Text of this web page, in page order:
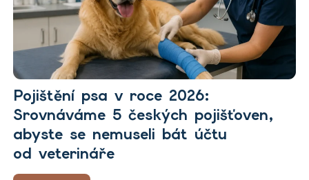
Pojištění psa v roce 2026:
Srovnáváme 5 českých pojišťoven,
abyste se nemuseli bát účtu
od veterináře